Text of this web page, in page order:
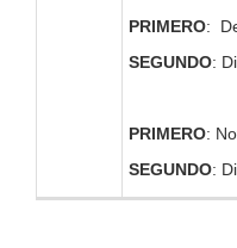
PRIMERO:
SEGUNDO:
PRIMERO:
SEGUNDO: